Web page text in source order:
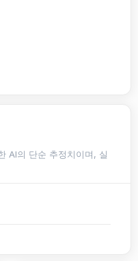
AI의 단순 추정치이며, 실